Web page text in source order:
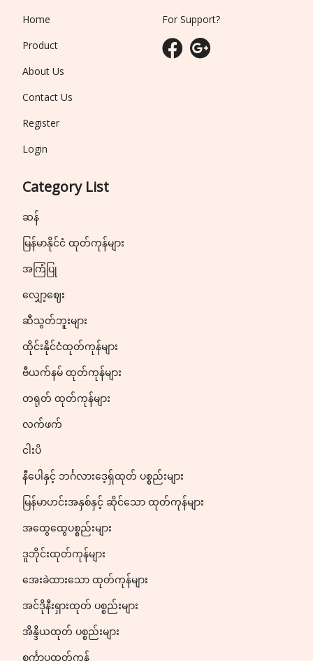
Home
Product
About Us
Contact Us
Register
Login
Category List
ဆန်
မြန်မာနိုင်ငံ ထုတ်ကုန်များ
အကြံပြု
လျှော့ဈေး
ဆီသွတ်ဘူးများ
ထိုင်းနိုင်ငံထုတ်ကုန်များ
ဗီယက်နမ် ထုတ်ကုန်များ
တရုတ် ထုတ်ကုန်များ
လက်ဖက်
ငါးပိ
နီပေါနှင့် ဘင်္ဂလားဒေ့ရှ်ထုတ် ပစ္စည်းများ
မြန်မာဟင်းအနှစ်နှင့် ဆိုင်သော ထုတ်ကုန်များ
အထွေထွေပစ္စည်းများ
ဒူဘိုင်းထုတ်ကုန်များ
အေးခဲထားသော ထုတ်ကုန်များ
အင်ဒိုနီးရှားထုတ် ပစ္စည်းများ
အိန္ဒိယထုတ် ပစ္စည်းများ
စင်္ကာပူထုတ်ကုန်
For Support?